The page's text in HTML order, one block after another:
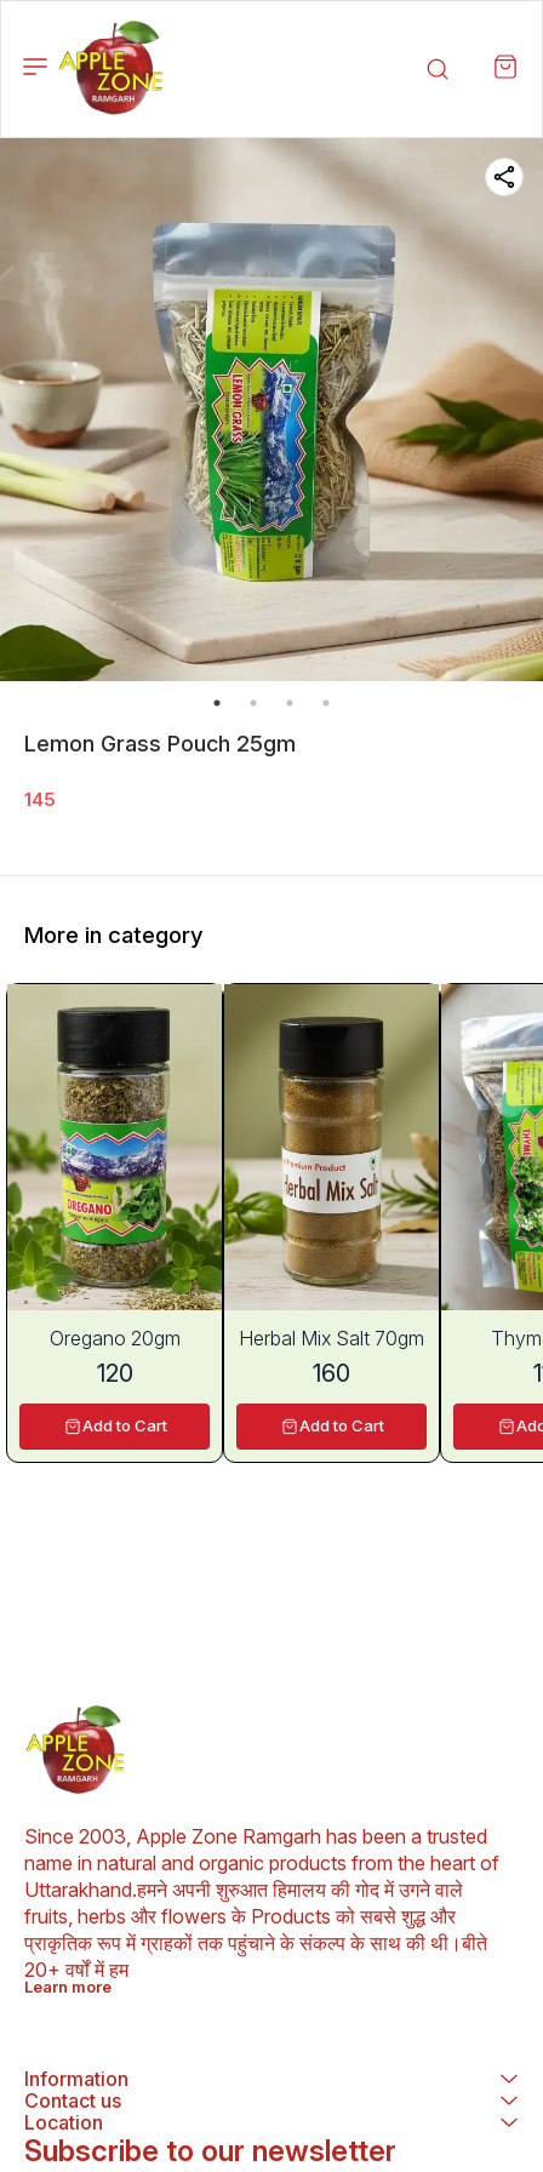
Lemon Grass Pouch 25gm
145
More in category
Oregano 20gm
120
Add to Cart
Herbal Mix Salt 70gm
160
Add to Cart
Since 2003, Apple Zone Ramgarh has been a trusted
name in natural and organic products from the heart of
Uttarakhand.हमने अपनी शुरुआत हिमालय की गोद में उगने वाले
fruits, herbs और flowers के Products को सबसे शुद्ध और
प्राकृतिक रूप में ग्राहकों तक पहुंचाने के संकल्प के साथ की थी।बीते
20+ वर्षों में हम
Learn more
Information
Contact us
Location
Subscribe to our newsletter